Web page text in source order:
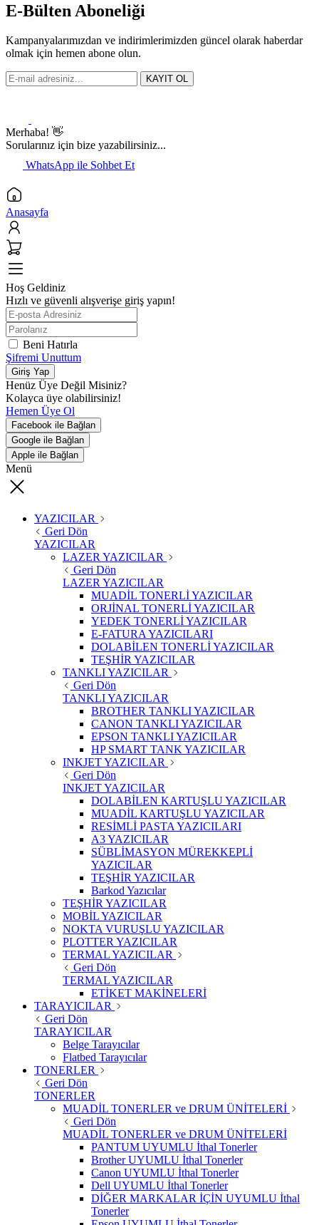
E-Bülten Aboneliği
Kampanyalarımızdan ve indirimlerimizden güncel olarak haberdar
olmak için hemen abone olun.
KAYIT OL
Merhaba! 👋
Sorularınız için bize yazabilirsiniz...
WhatsApp ile Sohbet Et
Anasayfa
Hoş Geldiniz
Hızlı ve güvenli alışverişe giriş yapın!
Beni Hatırla
Şifremi Unuttum
Giriş Yap
Henüz Üye Değil Misiniz?
Kolayca üye olabilirsiniz!
Hemen Üye Ol
Facebook ile Bağlan
Google ile Bağlan
Apple ile Bağlan
Menü
YAZICILAR
Geri Dön
YAZICILAR
LAZER YAZICILAR
Geri Dön
LAZER YAZICILAR
MUADİL TONERLİ YAZICILAR
ORJİNAL TONERLİ YAZICILAR
YEDEK TONERLİ YAZICILAR
E-FATURA YAZICILARI
DOLABİLEN TONERLİ YAZICILAR
TEŞHİR YAZICILAR
TANKLI YAZICILAR
Geri Dön
TANKLI YAZICILAR
BROTHER TANKLI YAZICILAR
CANON TANKLI YAZICILAR
EPSON TANKLI YAZICILAR
HP SMART TANK YAZICILAR
INKJET YAZICILAR
Geri Dön
INKJET YAZICILAR
DOLABİLEN KARTUŞLU YAZICILAR
MUADİL KARTUŞLU YAZICILAR
RESİMLİ PASTA YAZICILARI
A3 YAZICILAR
SÜBLİMASYON MÜREKKEPLİ
YAZICILAR
TEŞHİR YAZICILAR
Barkod Yazıcılar
TEŞHİR YAZICILAR
MOBİL YAZICILAR
NOKTA VURUŞLU YAZICILAR
PLOTTER YAZICILAR
TERMAL YAZICILAR
Geri Dön
TERMAL YAZICILAR
ETİKET MAKİNELERİ
TARAYICILAR
Geri Dön
TARAYICILAR
Belge Tarayıcılar
Flatbed Tarayıcılar
TONERLER
Geri Dön
TONERLER
MUADİL TONERLER ve DRUM ÜNİTELERİ
Geri Dön
MUADİL TONERLER ve DRUM ÜNİTELERİ
PANTUM UYUMLU İthal Tonerler
Brother UYUMLU İthal Tonerler
Canon UYUMLU İthal Tonerler
Dell UYUMLU İthal Tonerler
DİĞER MARKALAR İÇİN UYUMLU İthal
Tonerler